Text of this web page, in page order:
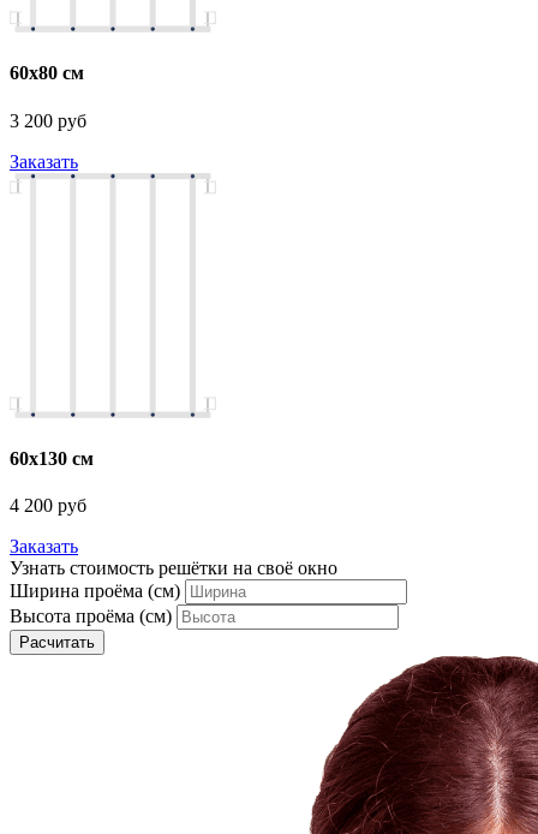
60х80 см
3 200 руб
Заказать
60х130 см
4 200 руб
Заказать
Узнать стоимость решётки на своё окно
Ширина проёма (см)
Высота проёма (см)
Расчитать